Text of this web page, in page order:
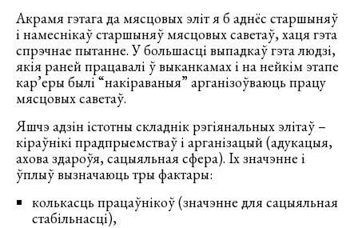
Акрамя гэтага да мясцовых эліт я б аднёс старшыняў
і намеснікаў старшыняў мясцовых саветаў, хаця гэта
спрэчнае пытанне. У большасці выпадкаў гэта людзі,
якія раней працавалі ў выканкамах і на нейкім этапе
кар’еры былі “накіраваныя” арганізоўваюць працу
мясцовых саветаў.
Яшчэ адзін істотны складнік рэгіянальных элітаў –
кіраўнікі прадпрыемстваў і арганізацый (адукацыя,
ахова здароўя, сацыяльная сфера). Іх значэнне і
ўплыў вызначаюць тры фактары:
колькасць працаўнікоў (значэнне для сацыяльная
стабільнасці),